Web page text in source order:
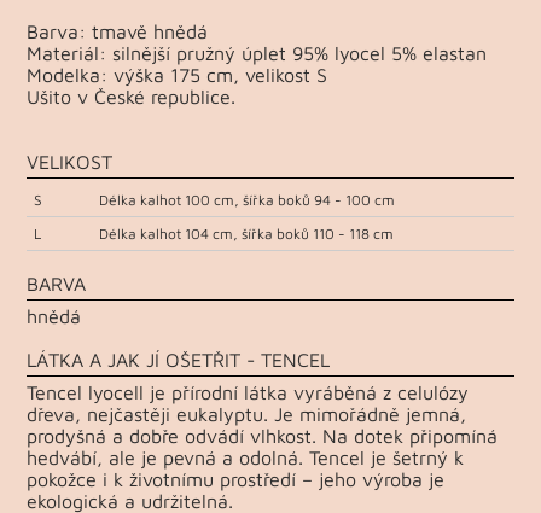
Barva: tmavě hnědá
Materiál: silnější pružný úplet 95% lyocel 5% elastan
Modelka: výška 175 cm, velikost S
Ušito v České republice.
VELIKOST
S
Délka kalhot 100 cm, šířka boků 94 - 100 cm
L
Délka kalhot 104 cm, šířka boků 110 - 118 cm
BARVA
hnědá
LÁTKA A JAK JÍ OŠETŘIT - TENCEL
Tencel lyocell je přírodní látka vyráběná z celulózy
dřeva, nejčastěji eukalyptu. Je mimořádně jemná,
prodyšná a dobře odvádí vlhkost. Na dotek připomíná
hedvábí, ale je pevná a odolná. Tencel je šetrný k
pokožce i k životnímu prostředí – jeho výroba je
ekologická a udržitelná.